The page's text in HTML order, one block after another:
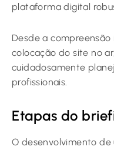
plataforma digital
Desde a
colocação do site no
cuidadosamente
profissionais.
Etapas do
O desenvolvimento de